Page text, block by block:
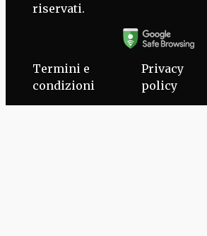
riservati.
Termini e
condizioni
Privacy
policy